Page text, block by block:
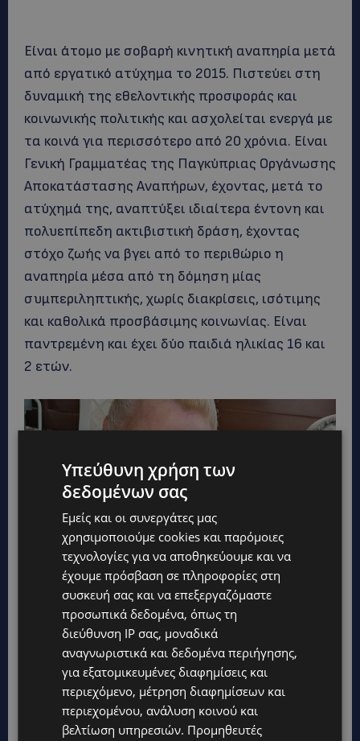
Είναι άτομο με σοβαρή κινητική αναπηρία μετά
από εργατικό ατύχημα το 2015. Πιστεύει στη
δυναμική της εθελοντικής προσφοράς και
κοινωνικής πολιτικής και ασχολείται ενεργά με
τα κοινά για περισσότερο από 20 χρόνια. Είναι
Γενική Γραμματέας της Παγκύπριας Οργάνωσης
Αποκατάστασης Αναπήρων, έχοντας, μετά το
ατύχημά της, αναπτύξει ιδιαίτερα έντονη και
πολυεπίπεδη ακτιβιστική δράση, έχοντας
στόχο ζωής να βγει από το περιθώριο η
αναπηρία μέσα από τη δόμηση μίας
συμπεριληπτικής, χωρίς διακρίσεις, ισότιμης
και καθολικά προσβάσιμης κοινωνίας. Είναι
παντρεμένη και έχει δύο παιδιά ηλικίας 16 και
2 ετών.
Υπεύθυνη χρήση των
δεδομένων σας
Εμείς και οι συνεργάτες μας
χρησιμοποιούμε cookies και παρόμοιες
τεχνολογίες για να αποθηκεύουμε και να
έχουμε πρόσβαση σε πληροφορίες στη
συσκευή σας και να επεξεργαζόμαστε
προσωπικά δεδομένα, όπως τη
διεύθυνση IP σας, μοναδικά
αναγνωριστικά και δεδομένα περιήγησης,
για εξατομικευμένες διαφημίσεις και
περιεχόμενο, μέτρηση διαφημίσεων και
περιεχομένου, ανάλυση κοινού και
βελτίωση υπηρεσιών. Προμηθευτές